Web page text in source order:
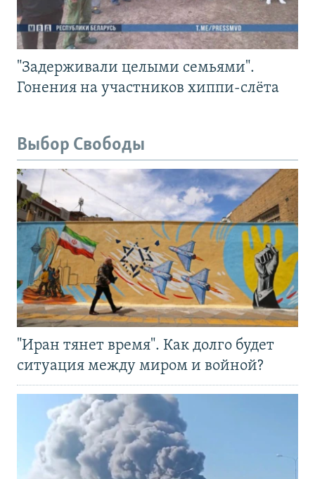
"Задерживали целыми семьями".
Гонения на участников хиппи-слёта
Выбор Свободы
"Иран тянет время". Как долго будет
ситуация между миром и войной?